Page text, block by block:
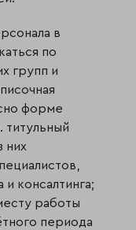
в
по
групп и
форме
титульный
них
консалтинга;
работы
периода